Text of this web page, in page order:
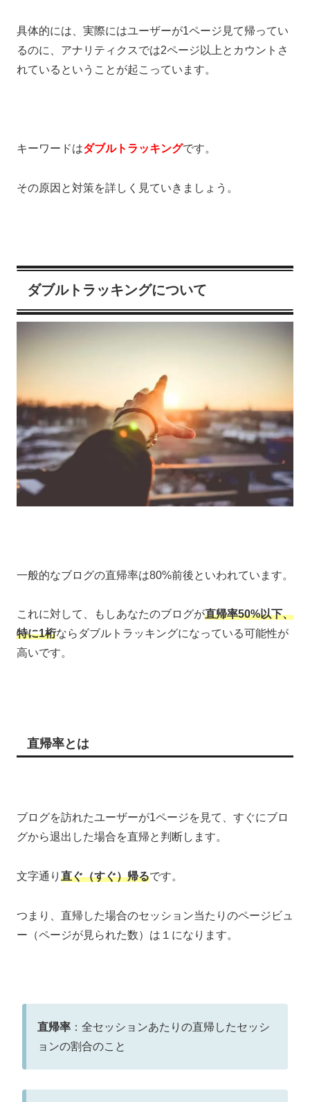
具体的には、実際にはユーザーが1ページ見て帰ってい
るのに、アナリティクスでは2ページ以上とカウントさ
れているということが起こっています。
キーワードはダブルトラッキングです。
その原因と対策を詳しく見ていきましょう。
ダブルトラッキングについて
一般的なブログの直帰率は80%前後といわれています。
これに対して、もしあなたのブログが直帰率50%以下、
特に1桁ならダブルトラッキングになっている可能性が
高いです。
直帰率とは
ブログを訪れたユーザーが1ページを見て、すぐにブロ
グから退出した場合を直帰と判断します。
文字通り 直ぐ（すぐ）帰るです。
つまり、直帰した場合のセッション当たりのページビュ
ー（ページが見られた数）は１になります。
直帰率 ：全セッションあたりの直帰したセッシ
ョンの割合のこと